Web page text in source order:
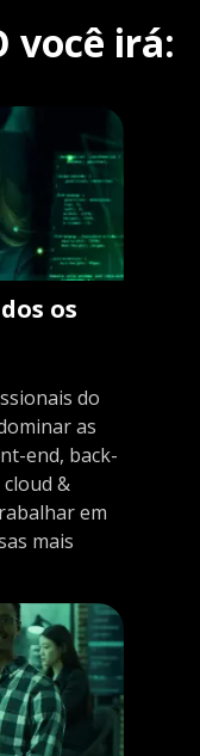
você irá:
os
do
as
end, back-
&
em
mais